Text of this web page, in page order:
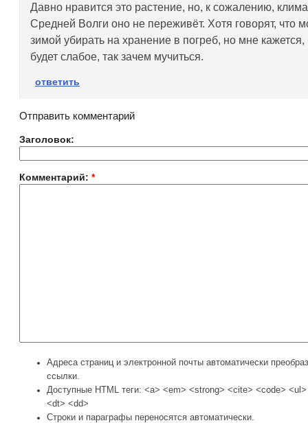
Давно нравится это растение, но, к сожалению,
Средней Волги оно не переживёт. Хотя говорят, что
зимой убирать на хранение в погреб, но мне кажется,
будет слабое, так зачем мучиться.
ответить
Отправить комментарий
Заголовок:
Комментарий: *
Адреса страниц и электронной почты автоматически
ссылки.
Доступные HTML теги: <a> <em> <strong> <cite> <code>
<dt> <dd>
Строки и параграфы переносятся автоматически.